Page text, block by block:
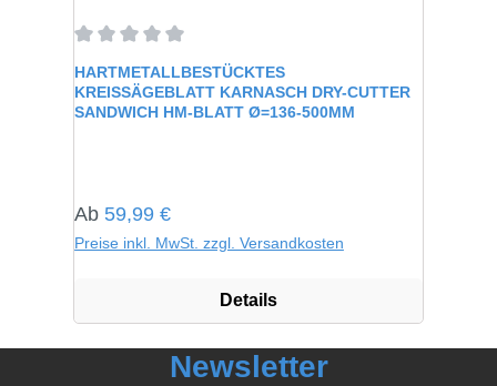
Durchschnittliche Bewertung von 0 von 5 Sternen
HARTMETALLBESTÜCKTES
KREISSÄGEBLATT KARNASCH DRY-CUTTER
SANDWICH HM-BLATT Ø=136-500MM
Regulärer Preis:
Ab 59,99 €
Preise inkl. MwSt. zzgl. Versandkosten
Details
Newsletter